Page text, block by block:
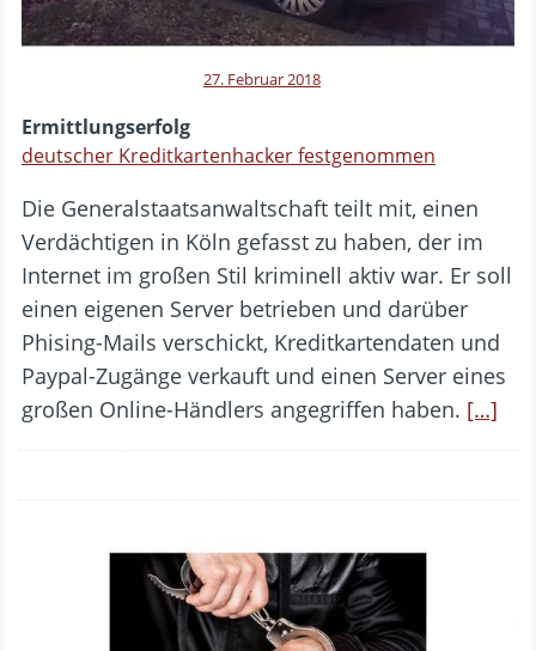
27. Februar 2018
Ermittlungserfolg
deutscher Kreditkartenhacker festgenommen
Die Generalstaatsanwaltschaft teilt mit, einen
Verdächtigen in Köln gefasst zu haben, der im
Internet im großen Stil kriminell aktiv war. Er soll
einen eigenen Server betrieben und darüber
Phising-Mails verschickt, Kreditkartendaten und
Paypal-Zugänge verkauft und einen Server eines
großen Online-Händlers angegriffen haben. […]